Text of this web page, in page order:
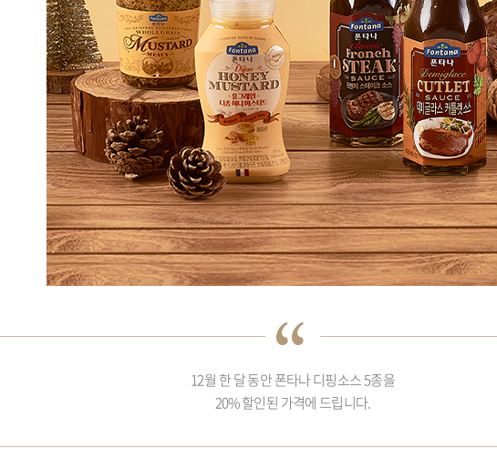
12월 한 달 동안 폰타나 디핑소스 5종을
20% 할인된 가격에 드립니다.